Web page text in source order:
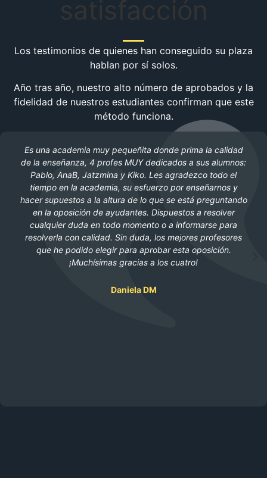
satisfacción
Los testimonios de quienes han conseguido su plaza
hablan por sí solos.
Año tras año, nuestro alto número de aprobados y la
fidelidad de nuestros estudiantes confirman que este
método funciona.
Es una academia muy pequeñita donde prima la calidad
de la enseñanza, 4 profes MUY dedicados a sus alumnos:
Pablo, AnaB, Jatzmina y Kiko. Les agradezco todo el
tiempo en la academia, su esfuerzo por enseñarnos y
hacer supuestos a la altura de lo que se está preguntando
en la oposición de ayudantes. Dispuestos a resolver
cualquier duda en todo momento o a informarse para
resolverla con calidad. Sin duda, los mejores profesores
que he podido elegir para aprobar esta oposición.
¡Muchísimas gracias a los cuatro!
Daniela DM